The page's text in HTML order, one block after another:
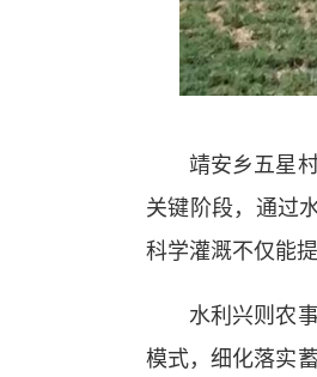
靖安乡五星村
关键阶段，通过
科学灌溉不仅能
水利兴则农事
模式，细化落实